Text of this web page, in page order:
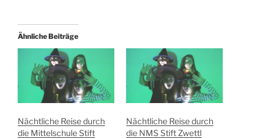
Ähnliche Beiträge
Nächtliche Reise durch
die Mittelschule Stift
Nächtliche Reise durch
die NMS Stift Zwettl